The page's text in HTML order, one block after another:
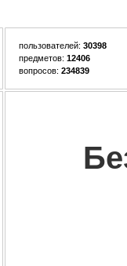
пользователей: 30398
предметов: 12406
вопросов: 234839